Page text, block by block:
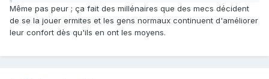
Même pas peur ; ça fait des millénaires que des mecs décident
de se la jouer ermites et les gens normaux continuent d'améliorer
leur confort dès qu'ils en ont les moyens.